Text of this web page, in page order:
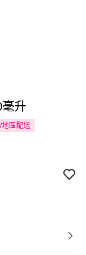
升
地區配送